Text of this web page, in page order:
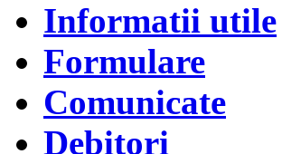
Informatii utile
Formulare
Comunicate
Debitori